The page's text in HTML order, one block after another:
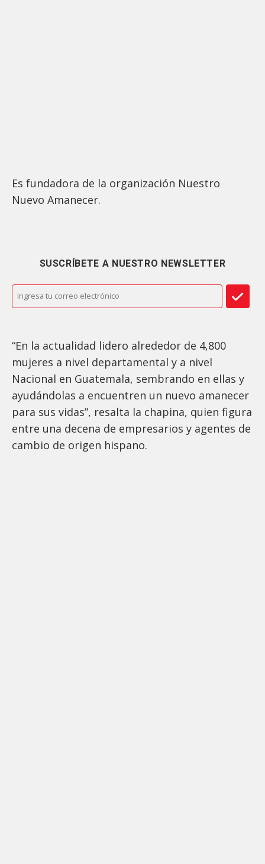
Es fundadora de la organización Nuestro
Nuevo Amanecer.
SUSCRÍBETE A NUESTRO NEWSLETTER
“En la actualidad lidero alrededor de 4,800
mujeres a nivel departamental y a nivel
Nacional en Guatemala, sembrando en ellas y
ayudándolas a encuentren un nuevo amanecer
para sus vidas”, resalta la chapina, quien figura
entre una decena de empresarios y agentes de
cambio de origen hispano.